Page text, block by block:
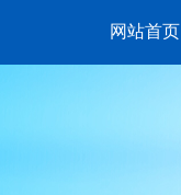
网站首页